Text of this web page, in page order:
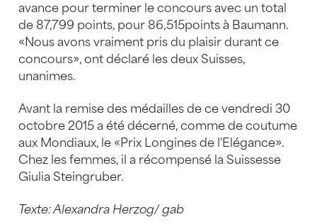
avance pour terminer le concours avec un total
de 87,799 points, pour 86,515points à Baumann.
«Nous avons vraiment pris du plaisir durant ce
concours», ont déclaré les deux Suisses,
unanimes.
Avant la remise des médailles de ce vendredi 30
octobre 2015 a été décerné, comme de coutume
aux Mondiaux, le «Prix Longines de l'Elégance».
Chez les femmes, il a récompensé la Suissesse
Giulia Steingruber.
Texte: Alexandra Herzog/ gab